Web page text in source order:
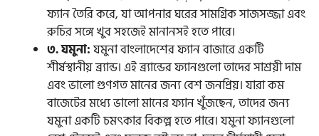
ফ্যান তৈরি করে, যা আপনার ঘরের সামগ্রিক সাজসজ্জা এবং
রুচির সঙ্গে খুব সহজেই মানানসই হতে পারে।
৩. যমুনা:যমুনা বাংলাদেশের ফ্যান বাজারে একটি
শীর্ষস্থানীয় ব্র্যান্ড। এই ব্র্যান্ডের ফ্যানগুলো তাদের সাশ্রয়ী দাম
এবং ভালো গুণগত মানের জন্য বেশ জনপ্রিয়। যারা কম
বাজেটের মধ্যে ভালো মানের ফ্যান খুঁজছেন, তাদের জন্য
যমুনা একটি চমৎকার বিকল্প হতে পারে। যমুনা ফ্যানগুলো